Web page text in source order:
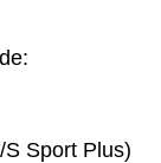
Sport Plus)